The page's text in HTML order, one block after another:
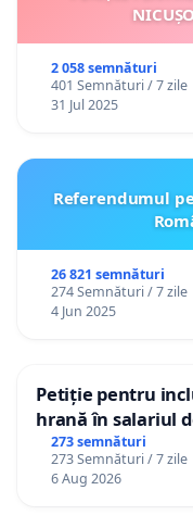
2 058 semnături
401 Semnături / 7 zile
31 Jul 2025
Referendumul
26 821 semnături
274 Semnături / 7 zile
4 Jun 2025
Petiție pentru
hrană în salariul
gradațiilor de
personali
273 semnături
273 Semnături / 7 zile
6 Aug 2026